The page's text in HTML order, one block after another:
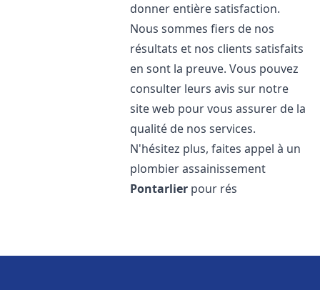
donner entière satisfaction.
Nous sommes fiers de nos
résultats et nos clients satisfaits
en sont la preuve. Vous pouvez
consulter leurs avis sur notre
site web pour vous assurer de la
qualité de nos services.
N'hésitez plus, faites appel à un
plombier assainissement
Pontarlier pour rés